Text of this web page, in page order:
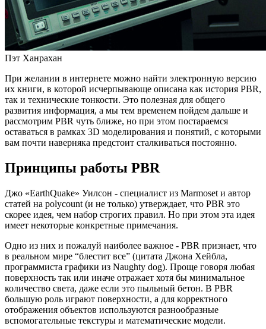
Пэт Ханрахан
При желании в интернете можно найти электронную версию
их книги, в которой исчерпывающе описана как история PBR,
так и технические тонкости. Это полезная для общего
развития информация, а мы тем временем пойдем дальше и
рассмотрим PBR чуть ближе, но при этом постараемся
оставаться в рамках 3D моделирования и понятий, с которыми
вам почти наверняка предстоит сталкиваться постоянно.
Принципы работы PBR
Джо «EarthQuake» Уилсон - специалист из Marmoset и автор
статей на polycount (и не только) утверждает, что PBR это
скорее идея, чем набор строгих правил. Но при этом эта идея
имеет некоторые конкретные примечания.
Одно из них и пожалуй наиболее важное - PBR признает, что
в реальном мире “блестит все” (цитата Джона Хейбла,
программиста графики из Naughty dog). Проще говоря любая
поверхность так или иначе отражает хотя бы минимальное
количество света, даже если это пыльный бетон. В PBR
большую роль играют поверхности, а для корректного
отображения объектов используются разнообразные
вспомогательные текстуры и математические модели.